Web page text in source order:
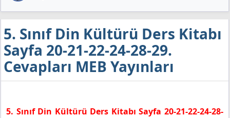
5. Sınıf Din Kültürü Ders Kitabı
Sayfa 20-21-22-24-28-29.
Cevapları MEB Yayınları
5. Sınıf Din Kültürü Ders Kitabı Sayfa 20-21-22-24-28-